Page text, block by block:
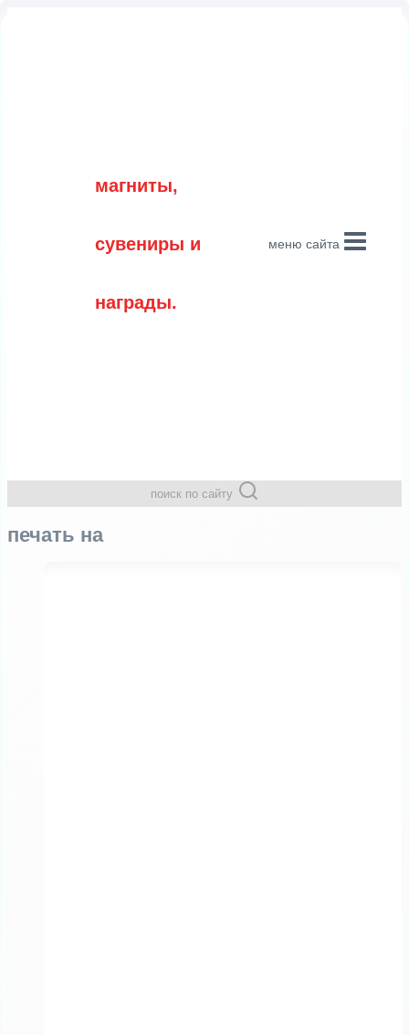
магниты,
сувениры и
награды.
меню сайта
поиск по сайту
печать на